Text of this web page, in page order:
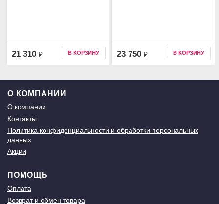
21 310 ₽ В КОРЗИНУ 23 750 ₽ В КОРЗИНУ
О КОМПАНИИ
О компании
Контакты
Политика конфиденциальности и обработки персональных
данных
Акции
ПОМОЩЬ
Оплата
Возврат и обмен товара